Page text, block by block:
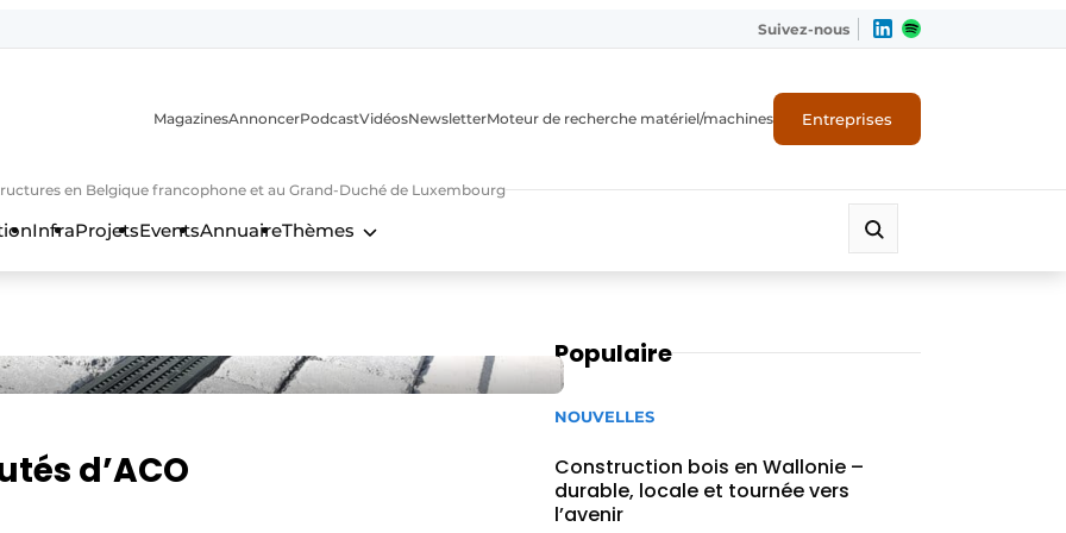
Suivez-nous
en Belgique francophone et au Grand-Duché de Luxembourg
MagazinesAnnoncerPodcastVidéosNewsletterMoteur de recherche matériel/machines Entreprises
InfraProjetsEventsAnnuaireThèmes
d’ACO
Populaire
NOUVELLES
Construction bois en Wallonie –
durable, locale et tournée vers
l’avenir